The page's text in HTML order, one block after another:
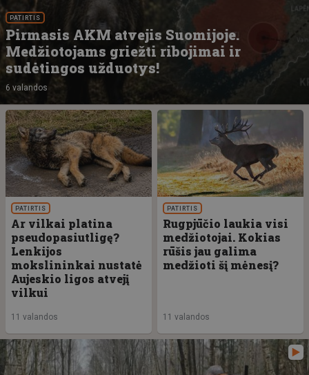
PATIRTIS
Pirmasis AKM atvejis Suomijoje.
Medžiotojams griežti ribojimai ir
sudėtingos užduotys!
6 valandos
PATIRTIS
Ar vilkai platina
pseudopasiutligę?
Lenkijos
mokslininkai nustatė
Aujeskio ligos atvejį
vilkui
11 valandos
PATIRTIS
Rugpjūčio laukia visi
medžiotojai. Kokias
rūšis jau galima
medžioti šį mėnesį?
11 valandos